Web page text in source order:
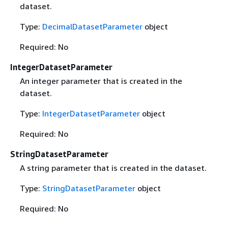
dataset.
Type: DecimalDatasetParameterobject
Required: No
IntegerDatasetParameter
An integer parameter that is created in the
dataset.
Type: IntegerDatasetParameterobject
Required: No
StringDatasetParameter
A string parameter that is created in the dataset.
Type: StringDatasetParameterobject
Required: No